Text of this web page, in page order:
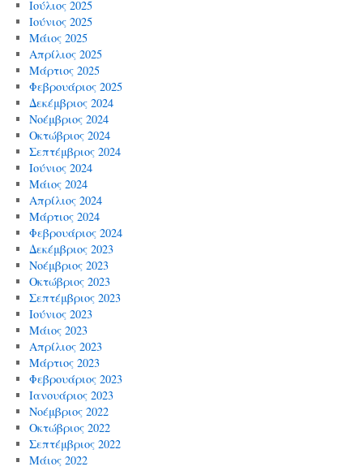
Ιούλιος 2025
Ιούνιος 2025
Μάιος 2025
Απρίλιος 2025
Μάρτιος 2025
Φεβρουάριος 2025
Δεκέμβριος 2024
Νοέμβριος 2024
Οκτώβριος 2024
Σεπτέμβριος 2024
Ιούνιος 2024
Μάιος 2024
Απρίλιος 2024
Μάρτιος 2024
Φεβρουάριος 2024
Δεκέμβριος 2023
Νοέμβριος 2023
Οκτώβριος 2023
Σεπτέμβριος 2023
Ιούνιος 2023
Μάιος 2023
Απρίλιος 2023
Μάρτιος 2023
Φεβρουάριος 2023
Ιανουάριος 2023
Νοέμβριος 2022
Οκτώβριος 2022
Σεπτέμβριος 2022
Μάιος 2022